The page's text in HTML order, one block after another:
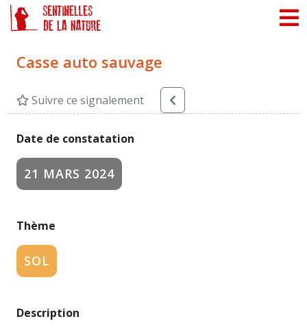
Casse auto sauvage
Suivre ce signalement
Date de constatation
21 MARS 2024
Thème
SOL
Description
Panneau de gestion des cookies